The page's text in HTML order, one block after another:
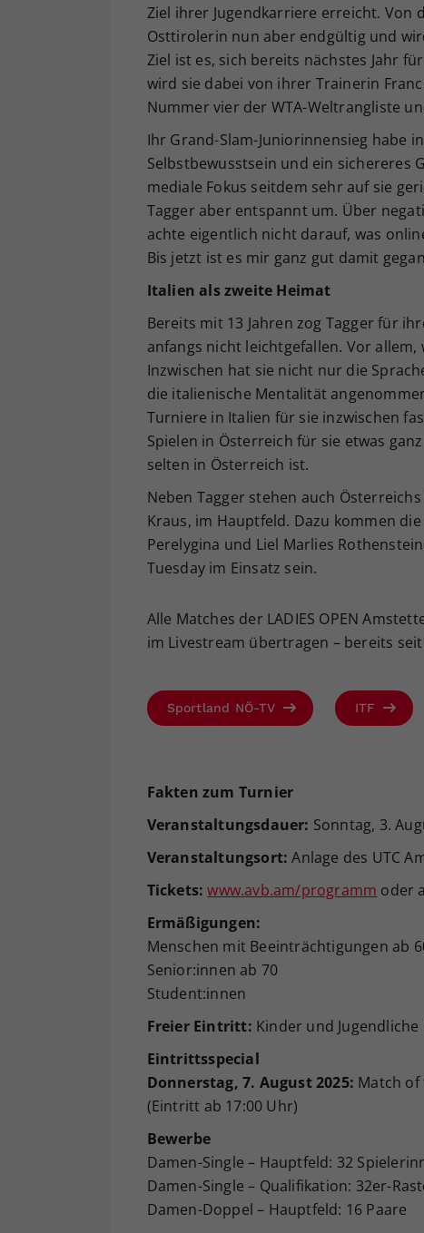
Ziel ihrer Jugendkarriere erreicht. Von
Osttirolerin nun aber endgültig und
Ziel ist es, sich bereits nächstes Jahr
wird sie dabei von ihrer Trainerin
Nummer vier der WTA-Weltrangliste
Ihr Grand-Slam-Juniorinnensieg habe
Selbstbewusstsein und ein sichereres
mediale Fokus seitdem sehr auf sie
Tagger aber entspannt um. Über
achte eigentlich nicht darauf, was
Bis jetzt ist es mir ganz gut damit
Italien als zweite Heimat
Bereits mit 13 Jahren zog Tagger für
anfangs nicht leichtgefallen. Vor
Inzwischen hat sie nicht nur die
die italienische Mentalität
Turniere in Italien für sie inzwischen
Spielen in Österreich für sie etwas
selten in Österreich ist.
Neben Tagger stehen auch
Kraus, im Hauptfeld. Dazu kommen
Perelygina und Liel Marlies
Tuesday im Einsatz sein.
Alle Matches der LADIES OPEN
im Livestream übertragen – bereits
Sportland NÖ-TV ITF
Fakten zum Turnier
Veranstaltungsdauer: Sonntag, 3.
Veranstaltungsort: Anlage des UTC
Tickets: www.avb.am/programm oder
Ermäßigungen:
Menschen mit Beeinträchtigungen ab
Senior:innen ab 70
Student:innen
Freier Eintritt: Kinder und Jugendliche
Eintrittsspecial
Donnerstag, 7. August 2025: Match of
(Eintritt ab 17:00 Uhr)
Bewerbe
Damen-Single – Hauptfeld: 32
Damen-Single – Qualifikation: 32er-
Damen-Doppel – Hauptfeld: 16 Paare